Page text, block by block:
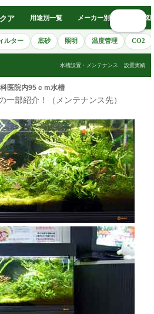
ア 用途別一覧 メーカー別 熱帯魚図
ルター 底砂 照明 温度管理 CO2
水槽設置・メンテナンス 設置実績
医院内95ｃｍ水槽
一部紹介！（メンテナンス先）